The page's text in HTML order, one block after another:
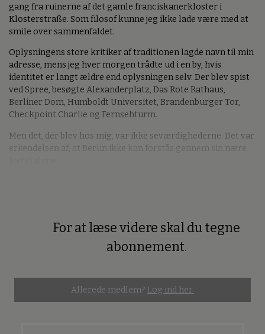
gang fra ruinerne af det gamle franciskanerkloster i
Klosterstraße. Som filosof kunne jeg ikke lade være med at
smile over sammenfaldet.
Oplysningens store kritiker af traditionen lagde navn til min
adresse, mens jeg hver morgen trådte ud i en by, hvis
identitet er langt ældre end oplysningen selv. Der blev spist
ved Spree, besøgte Alexanderplatz, Das Rote Rathaus,
Berliner Dom, Humboldt Universitet, Brandenburger Tor,
Checkpoint Charlie og Fernsehturm.
Men det, der blev hos mig, var ikke seværdighederne. Det var
erkendelsen af, at Berlin ikke kan forstås gennem sin nære
For at læse videre skal du tegne
abonnement.
Allerede medlem? Log ind her.